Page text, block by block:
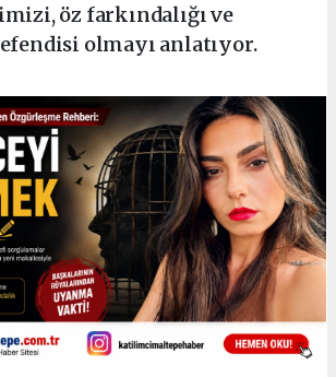
öz farkındalığı ve
olmayı anlatıyor.